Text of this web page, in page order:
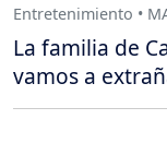
Entretenimiento •
La familia de
vamos a